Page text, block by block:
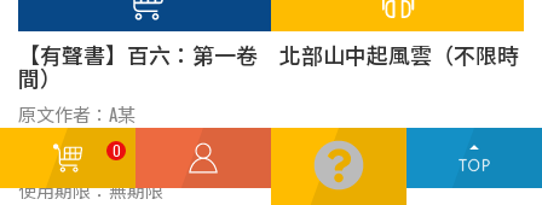
【有聲書】百六：第一卷 北部山中起風雲（不限時
間）
原文作者：A某
聲優/講師：A某、郭霖、劉開、謝一帆、高銘孝、黎家秀、劉
襄、黃裕庭、劉映萱、簡睿晴
使用期限：無期限
0